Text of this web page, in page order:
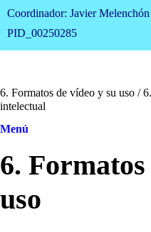
Coordinador: Javier
PID_00250285
6. Formatos de vídeo y su uso /
intelectual
Menú
6.
uso